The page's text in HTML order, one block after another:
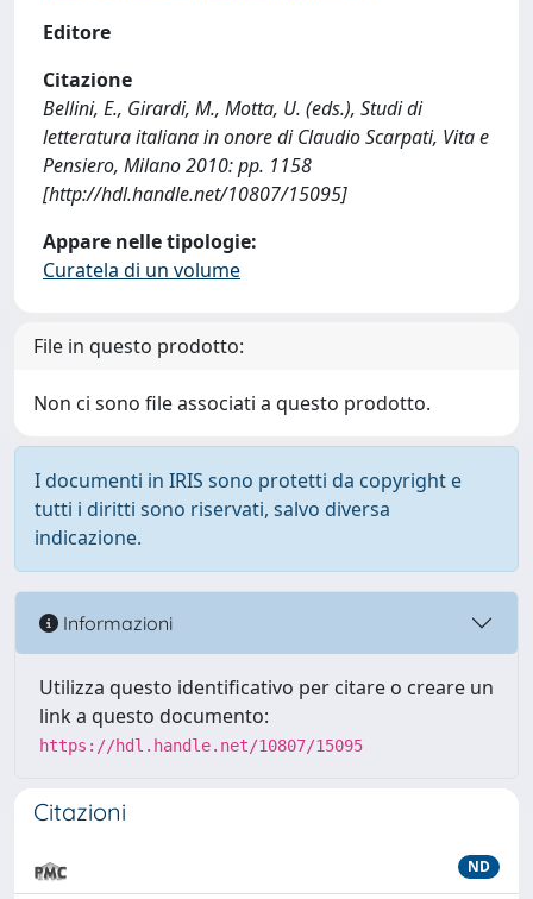
Editore
Citazione
Bellini, E., Girardi, M., Motta, U. (eds.), Studi di
letteratura italiana in onore di Claudio Scarpati, Vita e
Pensiero, Milano 2010: pp. 1158
[http://hdl.handle.net/10807/15095]
Appare nelle tipologie:
Curatela di un volume
File in questo prodotto:
Non ci sono file associati a questo prodotto.
I documenti in IRIS sono protetti da copyright e
tutti i diritti sono riservati, salvo diversa
indicazione.
Informazioni
Utilizza questo identificativo per citare o creare un
link a questo documento:
https://hdl.handle.net/10807/15095
Citazioni
ND